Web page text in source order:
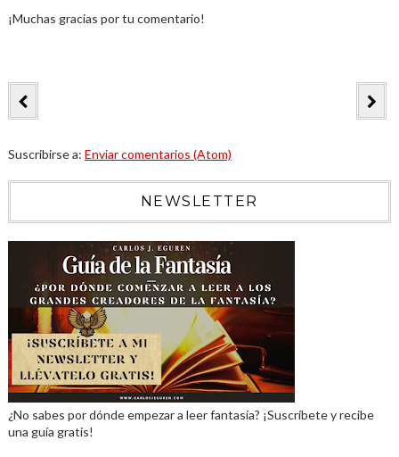
¡Muchas gracias por tu comentario!
Suscribirse a: Enviar comentarios (Atom)
NEWSLETTER
¿No sabes por dónde empezar a leer fantasía? ¡Suscríbete y recibe
una guía gratis!